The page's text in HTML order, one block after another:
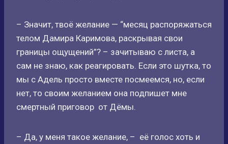
– Значит, твоё желание — “месяц распоряжаться
телом Дамира Каримова, раскрывая свои
границы ощущений”? – зачитываю с листа, а
сам не знаю, как реагировать. Если это шутка, то
мы с Адель просто вместе посмеемся, но, если
нет, то своим желанием она подпишет мне
смертный приговор от Дëмы.
– Да, у меня такое желание, – её голос хоть и